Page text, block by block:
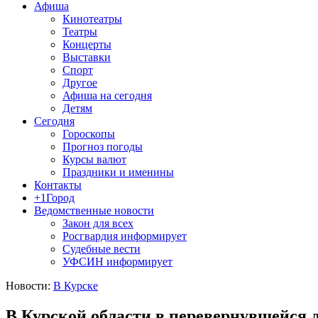
Афиша
Кинотеатры
Театры
Концерты
Выставки
Спорт
Другое
Афиша на сегодня
Детям
Сегодня
Гороскопы
Прогноз погоды
Курсы валют
Праздники и именины
Контакты
+1Город
Ведомственные новости
Закон для всех
Росгвардия информирует
Судебные вести
УФСИН информирует
Новости: В Курске